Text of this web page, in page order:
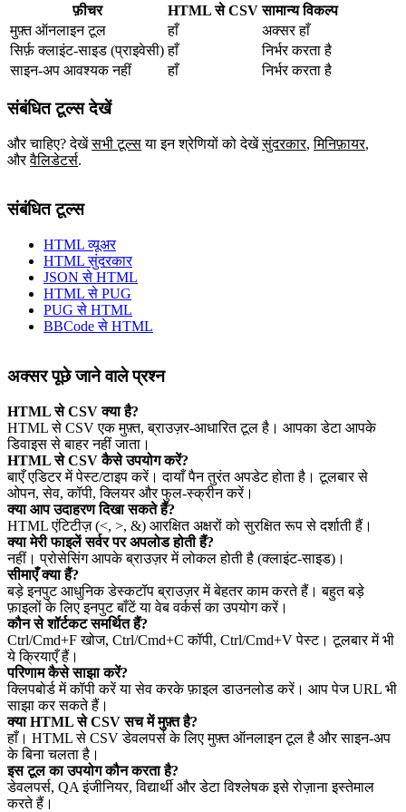
फ़ीचर HTML से CSV सामान्य विकल्प
मुफ़्त ऑनलाइन टूल
हाँ
अक्सर हाँ
सिर्फ़ क्लाइंट‑साइड (प्राइवेसी) हाँ
निर्भर करता है
साइन‑अप आवश्यक नहीं
हाँ निर्भर करता है
संबंधित टूल्स देखें
और चाहिए? देखें सभी टूल्स या इन श्रेणियों को देखें सुंदरकार,मिनिफ़ायर,
और वैलिडेटर्स.
संबंधित टूल्स
HTML व्यूअर
HTML सुंदरकार
JSON से HTML
HTML से PUG
PUG से HTML
BBCode से HTML
अक्सर पूछे जाने वाले प्रश्न
HTML से CSV क्या है?
HTML से CSV एक मुफ़्त, ब्राउज़र‑आधारित टूल है। आपका डेटा आपके
डिवाइस से बाहर नहीं जाता।
HTML से CSV कैसे उपयोग करें?
बाएँ एडिटर में पेस्ट/टाइप करें। दायाँ पैन तुरंत अपडेट होता है। टूलबार से
ओपन, सेव, कॉपी, क्लियर और फुल‑स्क्रीन करें।
क्या आप उदाहरण दिखा सकते हैं?
HTML एंटिटीज़ (<, >, &) आरक्षित अक्षरों को सुरक्षित रूप से दर्शाती हैं।
क्या मेरी फाइलें सर्वर पर अपलोड होती हैं?
नहीं। प्रोसेसिंग आपके ब्राउज़र में लोकल होती है (क्लाइंट‑साइड)।
सीमाएँ क्या हैं?
बड़े इनपुट आधुनिक डेस्कटॉप ब्राउज़र में बेहतर काम करते हैं। बहुत बड़े
फ़ाइलों के लिए इनपुट बाँटें या वेब वर्कर्स का उपयोग करें।
कौन से शॉर्टकट समर्थित हैं?
Ctrl/Cmd+F खोज, Ctrl/Cmd+C कॉपी, Ctrl/Cmd+V पेस्ट। टूलबार में भी
ये क्रियाएँ हैं।
परिणाम कैसे साझा करें?
क्लिपबोर्ड में कॉपी करें या सेव करके फ़ाइल डाउनलोड करें। आप पेज URL भी
साझा कर सकते हैं।
क्या HTML से CSV सच में मुफ़्त है?
हाँ। HTML से CSV डेवलपर्स के लिए मुफ़्त ऑनलाइन टूल है और साइन‑अप
के बिना चलता है।
इस टूल का उपयोग कौन करता है?
डेवलपर्स, QA इंजीनियर, विद्यार्थी और डेटा विश्लेषक इसे रोज़ाना इस्तेमाल
करते हैं।